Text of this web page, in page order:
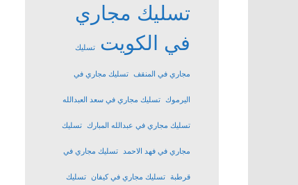
تسليك مجاري
في الكويت
تسليك
مجاري في المنقف تسليك مجاري في
اليرموك تسليك مجاري في سعد العبدالله
تسليك مجاري في عبدالله المبارك تسليك
مجاري في فهد الاحمد تسليك مجاري في
قرطبة تسليك مجاري في كيفان تسليك